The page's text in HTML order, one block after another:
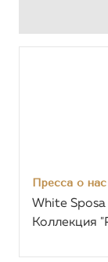
Пресса о нас
White
Коллекция